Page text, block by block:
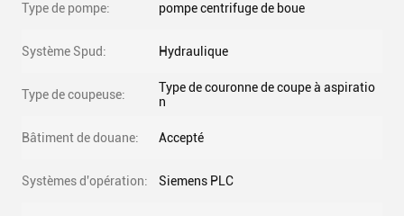
Type de pompe: pompe centrifuge de boue
Système Spud: Hydraulique
Type de coupeuse:
Type de couronne de coupe à aspiratio
n
Bâtiment de douane: Accepté
Systèmes d'opération: Siemens PLC